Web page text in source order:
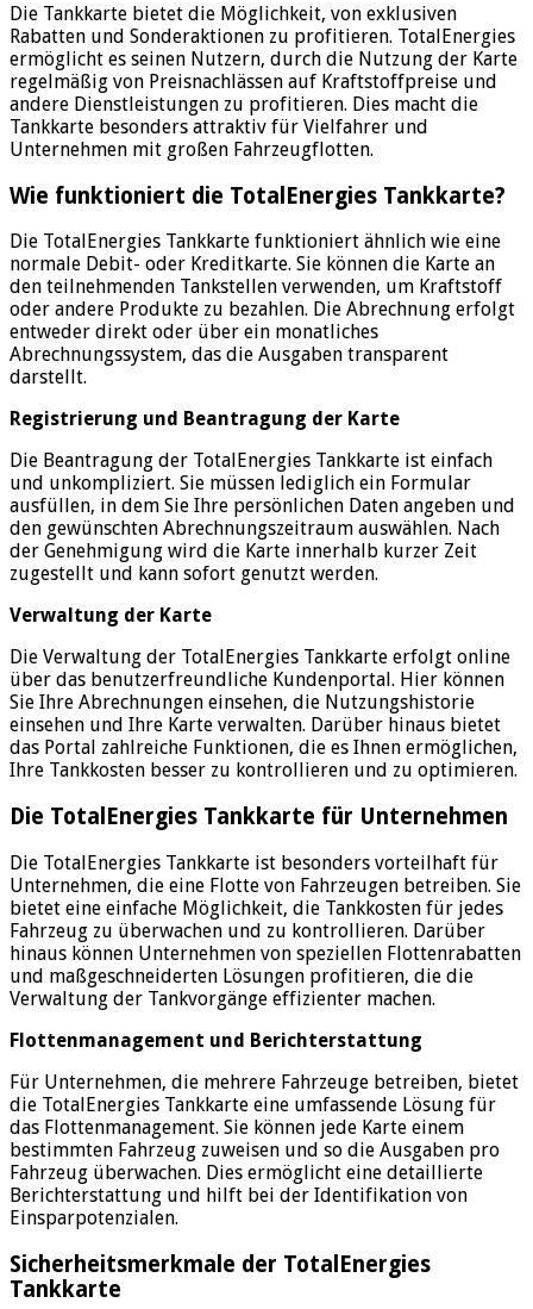
Die Tankkarte bietet die Möglichkeit, von exklusiven
Rabatten und Sonderaktionen zu profitieren. TotalEnergies
ermöglicht es seinen Nutzern, durch die Nutzung der Karte
regelmäßig von Preisnachlässen auf Kraftstoffpreise und
andere Dienstleistungen zu profitieren. Dies macht die
Tankkarte besonders attraktiv für Vielfahrer und
Unternehmen mit großen Fahrzeugflotten.
Wie funktioniert die TotalEnergies Tankkarte?
Die TotalEnergies Tankkarte funktioniert ähnlich wie eine
normale Debit- oder Kreditkarte. Sie können die Karte an
den teilnehmenden Tankstellen verwenden, um Kraftstoff
oder andere Produkte zu bezahlen. Die Abrechnung erfolgt
entweder direkt oder über ein monatliches
Abrechnungssystem, das die Ausgaben transparent
darstellt.
Registrierung und Beantragung der Karte
Die Beantragung der TotalEnergies Tankkarte ist einfach
und unkompliziert. Sie müssen lediglich ein Formular
ausfüllen, in dem Sie Ihre persönlichen Daten angeben und
den gewünschten Abrechnungszeitraum auswählen. Nach
der Genehmigung wird die Karte innerhalb kurzer Zeit
zugestellt und kann sofort genutzt werden.
Verwaltung der Karte
Die Verwaltung der TotalEnergies Tankkarte erfolgt online
über das benutzerfreundliche Kundenportal. Hier können
Sie Ihre Abrechnungen einsehen, die Nutzungshistorie
einsehen und Ihre Karte verwalten. Darüber hinaus bietet
das Portal zahlreiche Funktionen, die es Ihnen ermöglichen,
Ihre Tankkosten besser zu kontrollieren und zu optimieren.
Die TotalEnergies Tankkarte für Unternehmen
Die TotalEnergies Tankkarte ist besonders vorteilhaft für
Unternehmen, die eine Flotte von Fahrzeugen betreiben. Sie
bietet eine einfache Möglichkeit, die Tankkosten für jedes
Fahrzeug zu überwachen und zu kontrollieren. Darüber
hinaus können Unternehmen von speziellen Flottenrabatten
und maßgeschneiderten Lösungen profitieren, die die
Verwaltung der Tankvorgänge effizienter machen.
Flottenmanagement und Berichterstattung
Für Unternehmen, die mehrere Fahrzeuge betreiben, bietet
die TotalEnergies Tankkarte eine umfassende Lösung für
das Flottenmanagement. Sie können jede Karte einem
bestimmten Fahrzeug zuweisen und so die Ausgaben pro
Fahrzeug überwachen. Dies ermöglicht eine detaillierte
Berichterstattung und hilft bei der Identifikation von
Einsparpotenzialen.
Sicherheitsmerkmale der TotalEnergies
Tankkarte